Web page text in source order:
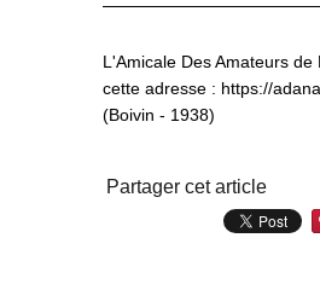
L'Amicale Des Amateurs
cette adresse : https://
(Boivin - 1938)
Partager cet article